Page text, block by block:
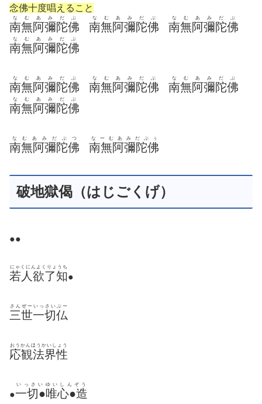
念佛十度唱えること
南無阿彌陀佛
なむあみだぶ
南無阿彌陀佛
なむあみだぶ
南無阿彌陀佛
なむあみだぶ
南無阿彌陀佛
なむあみだぶ
南無阿彌陀佛
なむあみだぶ
南無阿彌陀佛
なむあみだぶ
南無阿彌陀佛
なむあみだぶ
南無阿彌陀佛
なむあみだぶ
南無阿彌陀佛
なむあみだぶつ
南無阿彌陀佛
なーむあみだぶぅ
破地獄偈（はじごくげ）
●●
若人欲了知
にゃくにんよくりょうち
●
三世一切仏
さんぜーいっさいぶー
応観法界性
おうかんほうかいしょう
●一切●唯心●造
いっさいゆいしんぞう